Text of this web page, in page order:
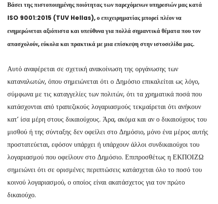
Βάσει της πιστοποιημένης ποιότητας των παρεχόμενων υπηρεσιών μας κατά
ISO 9001:2015 (TUV Hellas), ο επιχειρηματίας μπορεί πλέον να
ενημερώνεται αξιόπιστα και υπεύθυνα για πολλά σημαντικά θέματα που τον
απασχολούν, εύκολα και πρακτικά με μια επίσκεψη στην ιστοσελίδα μας.
Αυτό αναφέρεται σε σχετική ανακοίνωση της οργάνωσης των
καταναλωτών, όπου σημειώνεται ότι ο Δημόσιο επικαλείται ως λόγο,
σύμφωνα με τις καταγγελίες των πολιτών, ότι τα χρηματικά ποσά που
κατάσχονται από τραπεζικούς λογαριασμούς τεκμαίρεται ότι ανήκουν
κατ’ ίσα μέρη στους δικαιούχους. Άρα, ακόμα και αν ο δικαιούχους του
μισθού ή της σύνταξης δεν οφείλει στο Δημόσιο, μόνο ένα μέρος αυτής
προστατεύεται, εφόσον υπάρχει ή υπάρχουν άλλοι συνδικαιούχοι του
λογαριασμού που οφείλουν στο Δημόσιο. Επιπροσθέτως η ΕΚΠΟΙΖΩ
σημειώνει ότι σε ορισμένες περιπτώσεις κατάσχεται όλο το ποσό του
κοινού λογαριασμού, ο οποίος είναι ακατάσχετος για τον πρώτο
δικαιούχο.